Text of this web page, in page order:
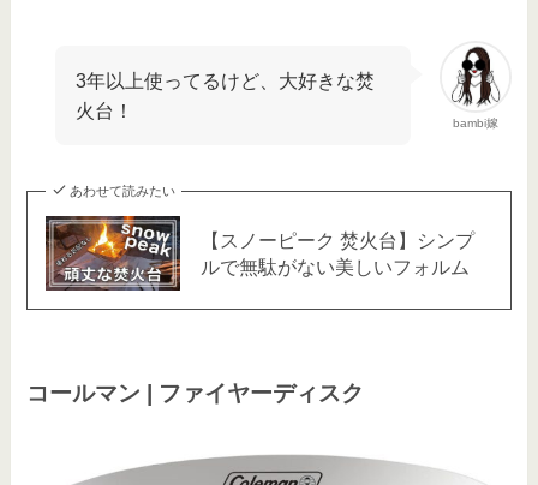
bambi嫁
3年以上使ってるけど、大好きな焚
火台！
あわせて読みたい
【スノーピーク 焚火台】シンプ
ルで無駄がない美しいフォルム
コールマン | ファイヤーディスク